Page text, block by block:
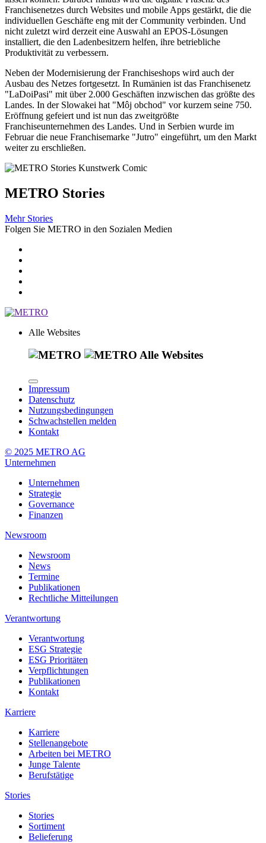
Franchisenetzes durch Websites und mobile Apps gestärkt, die die
individuellen Geschäfte eng mit der Community verbinden. Und
nicht zuletzt wird derzeit eine Auswahl an EPOS-Lösungen
installiert, die den Ladenbesitzern helfen, ihre betriebliche
Produktivität zu verbessern.
Neben der Modernisierung der Franchiseshops wird auch der
Ausbau des Netzes fortgesetzt. In Rumänien ist das Franchisenetz
"LaDoiPasi" mit über 2.000 Geschäften inzwischen das größte des
Landes. In der Slowakei hat "Môj obchod" vor kurzem seine 750.
Eröffnung gefeiert und ist nun das zweitgrößte
Franchiseunternehmen des Landes. Und in Serbien wurde im
Februar die neue Franchisemarke "Jutro" eingeführt, um den Markt
weiter zu erschließen.
METRO Stories
Mehr Stories
Folgen Sie METRO in den Sozialen Medien
Alle Websites
Alle Websites
Impressum
Datenschutz
Nutzungsbedingungen
Schwachstellen melden
Kontakt
© 2025 METRO AG
Unternehmen
Unternehmen
Strategie
Governance
Finanzen
Newsroom
Newsroom
News
Termine
Publikationen
Rechtliche Mitteilungen
Verantwortung
Verantwortung
ESG Strategie
ESG Prioritäten
Verpflichtungen
Publikationen
Kontakt
Karriere
Karriere
Stellenangebote
Arbeiten bei METRO
Junge Talente
Berufstätige
Stories
Stories
Sortiment
Belieferung